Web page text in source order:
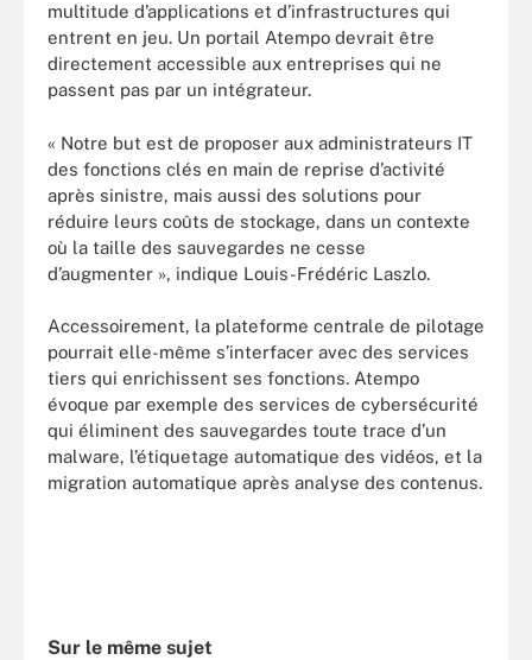
multitude d’applications et d’infrastructures qui
entrent en jeu. Un portail Atempo devrait être
directement accessible aux entreprises qui ne
passent pas par un intégrateur.
« Notre but est de proposer aux administrateurs IT
des fonctions clés en main de reprise d’activité
après sinistre, mais aussi des solutions pour
réduire leurs coûts de stockage, dans un contexte
où la taille des sauvegardes ne cesse
d’augmenter », indique Louis-Frédéric Laszlo.
Accessoirement, la plateforme centrale de pilotage
pourrait elle-même s’interfacer avec des services
tiers qui enrichissent ses fonctions. Atempo
évoque par exemple des services de cybersécurité
qui éliminent des sauvegardes toute trace d’un
malware, l’étiquetage automatique des vidéos, et la
migration automatique après analyse des contenus.
Sur le même sujet